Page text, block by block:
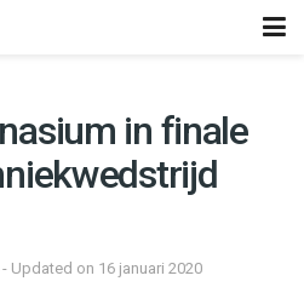
in finale
Updated on 16 januari 2020